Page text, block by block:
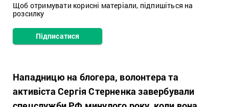
Щоб отримувати корисні матеріали, підпишіться на
розсилку
Підписатися
Нападницю на блогера, волонтера та
активіста Сергія Стерненка завербували